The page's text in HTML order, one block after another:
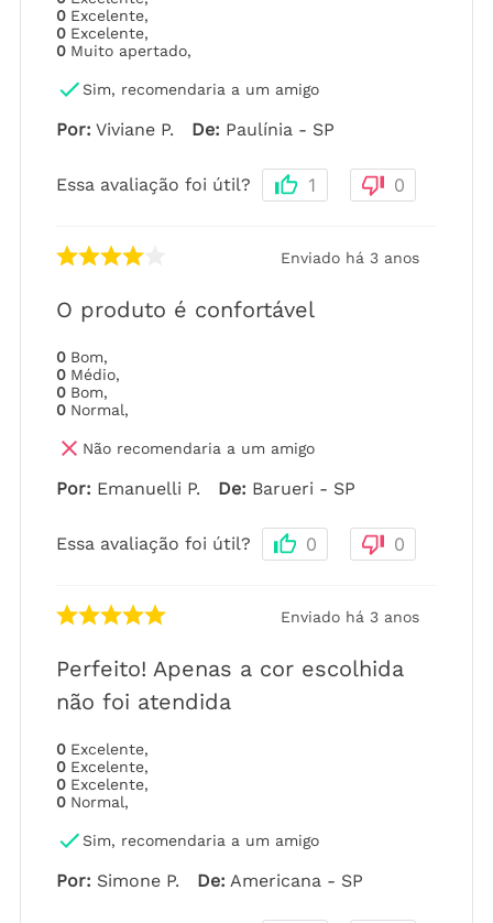
0 Excelente,
0 Excelente,
0 Muito apertado,
Sim, recomendaria a um amigo
Por: Viviane P. De: Paulínia - SP
Essa avaliação foi útil? 1 0
Enviado há 3 anos
O produto é confortável
0 Bom,
0 Médio,
0 Bom,
0 Normal,
Não recomendaria a um amigo
Por: Emanuelli P. De: Barueri - SP
Essa avaliação foi útil? 0 0
Enviado há 3 anos
Perfeito! Apenas a cor escolhida
não foi atendida
0 Excelente,
0 Excelente,
0 Excelente,
0 Normal,
Sim, recomendaria a um amigo
Por: Simone P. De: Americana - SP